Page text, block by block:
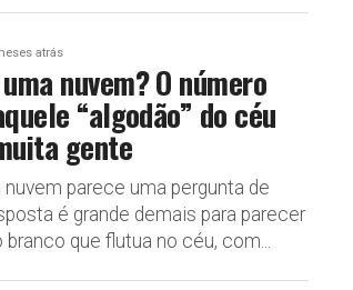
atrás
nuvem? O número
“algodão” do céu
gente
parece uma pergunta de
é grande demais para parecer
que flutua no céu, com...